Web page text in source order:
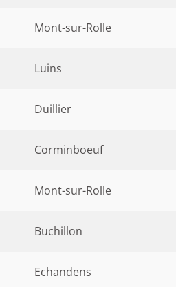
Mont-sur-Rolle
Luins
Duillier
Corminboeuf
Mont-sur-Rolle
Buchillon
Echandens